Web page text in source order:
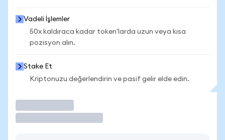
Vadeli İşlemler
50x kaldıraca kadar token'larda uzun veya kısa
pozisyon alın.
Stake Et
Kriptonuzu değerlendirin ve pasif gelir elde edin.